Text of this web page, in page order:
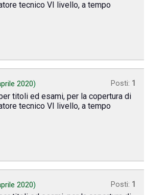
tecnico VI livello, a tempo
2020) Posti: 1
titoli ed esami, per la copertura di
tecnico VI livello, a tempo
2020) Posti: 1